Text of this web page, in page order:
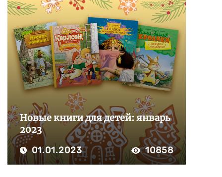
Новые книги для детей: январь
2023
01.01.2023 10858